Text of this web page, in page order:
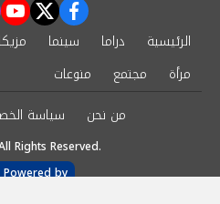
facebook
الرئيسية دراما سينما مزيكا
مرأة
مجتمع
منوعات
من نحن
سياسة
Rights Reserved.
Powered by